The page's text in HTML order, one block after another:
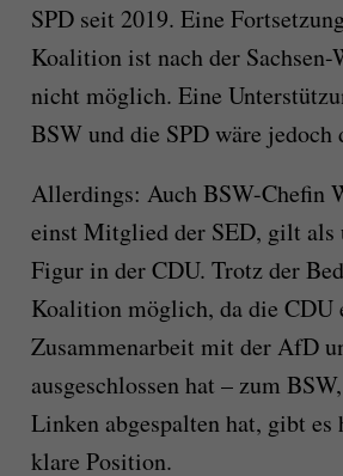
SPD seit 2019. Eine
Koalition ist nach der Sachsen-
nicht möglich. Eine
BSW und die SPD wäre jedoch
Allerdings: Auch BSW-Chefin
einst Mitglied der SED, gilt als
Figur in der CDU. Trotz der
Koalition möglich, da die CDU
Zusammenarbeit mit der AfD
ausgeschlossen hat – zum
Linken abgespalten hat, gibt es
klare Position.